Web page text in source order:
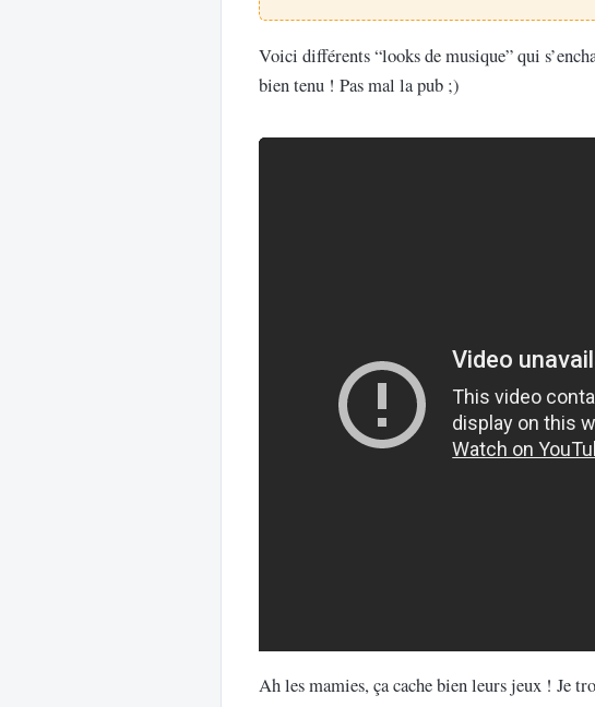
Voici différents “looks de musique” qui
bien tenu ! Pas mal la pub ;)
Ah les mamies, ça cache bien leurs jeux ! Je